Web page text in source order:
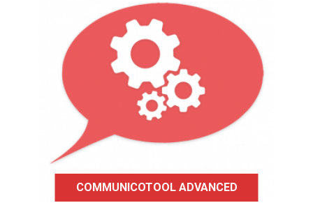
COMMUNICOTOOL ADVANCED
CommunicoTool Advanced favorise
la communication d'individus ayant
des troubles de la parole, et dont les
besoins pourront être oralisés grâce
à une synthèse vocale.